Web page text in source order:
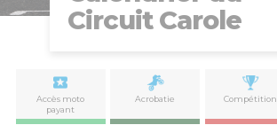
Circuit Carole
Accès moto
payant
Acrobatie Compétition